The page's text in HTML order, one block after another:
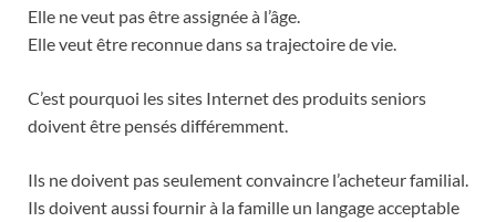
Elle ne veut pas être assignée à l’âge.
Elle veut être reconnue dans sa trajectoire de vie.
C’est pourquoi les sites Internet des produits seniors
doivent être pensés différemment.
Ils ne doivent pas seulement convaincre l’acheteur familial.
Ils doivent aussi fournir à la famille un langage acceptable